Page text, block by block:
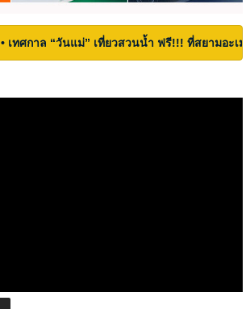
• เทศกาล “วันแม่” เที่ยวสวนน้ำ ฟรี!!! ที่สยามอะ